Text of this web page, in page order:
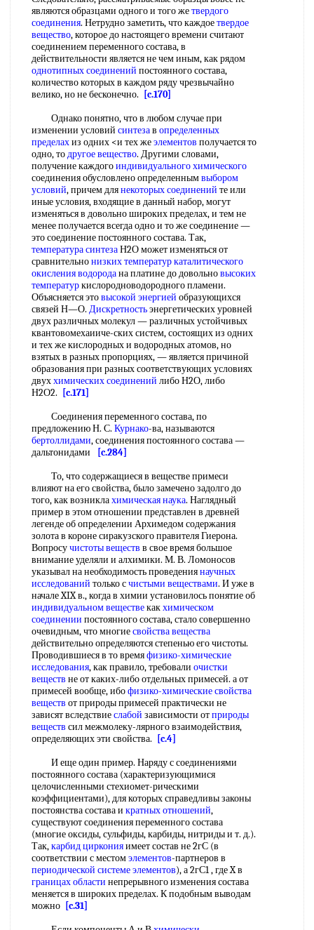
являются образцами одного и того жетвердого
соединения. Нетрудно заметить, что каждоетвердое
вещество, которое до настоящего времени считают
соединением переменного состава, в
действительности является не чем иным, как рядом
однотипных соединений постоянного состава,
количество которых в каждом ряду чрезвычайно
велико, но не бесконечно.
[c.170]
Однако понятно, что в любом случае при
изменении условий синтезав определенных
пределахиз одних <и тех жеэлементов получается то
одно, тодругое вещество. Другими словами,
получение каждогоиндивидуального химического
соединения обусловлено определеннымвыбором
условий, причем длянекоторых соединений те или
иные условия, входящие в данный набор, могут
изменяться в довольно широких пределах, и тем не
менее получается всегда одно и то же соединение —
это соединение постоянного состава. Так,
температура синтезаН2О может изменяться от
сравнительнонизких температуркаталитического
окисленияводородана платине до довольновысоких
температуркислородноводородного пламени.
Объясняется этовысокой энергией образующихся
связей Н—О. Дискретностьэнергетических уровней
двух различных молекул — различных устойчивых
квантовомехаииче-ских систем, состоящих из одних
и тех же кислородных и водородных атомов, но
взятых в разных пропорциях, — является причиной
образования при разных соответствующих условиях
двуххимических соединений либо Н2О, либо
Н2О2.
[c.171]
Соединения переменного состава, по
предложению Н. С. Курнако-ва, называются
бертоллидами, соединения постоянного состава —
дальтонидами
[c.284]
То, что содержащиеся в веществе примеси
влияют на его свойства, было замечено задолго до
того, как возниклахимическая наука. Наглядный
пример в этом отношении представлен в древней
легенде об определении Архимедом содержания
золота в короне сиракузского правителя Гиерона.
Вопросучистоты веществ в свое время большое
внимание уделяли и алхимики. М. В. Ломоносов
указывал на необходимость проведениянаучных
исследований только счистыми веществами. И уже в
начале XIX в., когда в химии установилось понятие об
индивидуальном веществекакхимическом
соединении постоянного состава, стало совершенно
очевидным, что многиесвойства вещества
действительно определяются степенью его чистоты.
Проводившиеся в то времяфизико-химические
исследования, как правило, требовали очистки
веществ не от каких-либо отдельных примесей. а от
примесей вообще, ибофизико-химические свойства
веществ от природы примесей практически не
зависят вследствиеслабой зависимости отприроды
веществ сил межмолеку-лярного взаимодействия,
определяющих эти свойства.
[c.4]
И еще один пример. Наряду с соединениями
постоянного состава (характеризующимися
целочисленными стехиомет-рическими
коэффициентами), для которых справедливы законы
постоянства состава и кратных отношений,
существуют соединения переменного состава
(многие оксиды, сульфиды, карбиды, нитриды и т. д.).
Так,карбид цирконияимеет состав не 2гС (в
соответствии с местомэлементов-партнеров в
периодической системе элементов), а 2гС1 , где X в
границах области непрерывного изменения состава
меняется в широких пределах. К подобным выводам
можно [c.31]